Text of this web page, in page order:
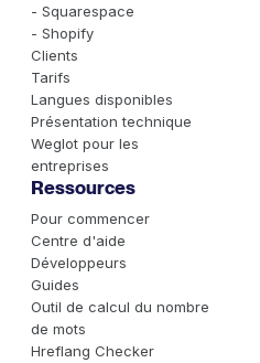
- Squarespace
- Shopify
Clients
Tarifs
Langues disponibles
Présentation technique
Weglot pour les
entreprises
Ressources
Pour commencer
Centre d'aide
Développeurs
Guides
Outil de calcul du nombre
de mots
Hreflang Checker